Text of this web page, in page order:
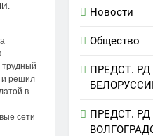
трудный
и решил
в
сети
Новости
Общество
ПРЕДСТ. РД
ПРЕДСТ. РД